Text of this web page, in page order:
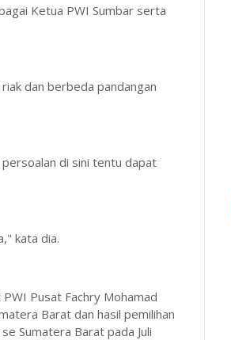
Ketua PWI Sumbar serta
dan berbeda pandangan
di sini tentu dapat
kata dia.
Pusat Fachry Mohamad
Barat dan hasil pemilihan
Sumatera Barat pada Juli